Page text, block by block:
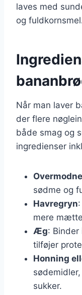
laves med
og
Når man laver
der flere
både smag og
ingredienser
sødme og
Havregryn
mere
Æg: Binder
tilføjer
Honning
sukker.